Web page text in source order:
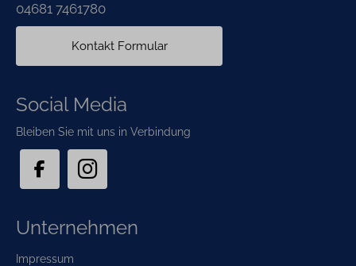
04681 7461780
Kontakt Formular
Social Media
Bleiben Sie mit uns in Verbindung
Unternehmen
Impressum